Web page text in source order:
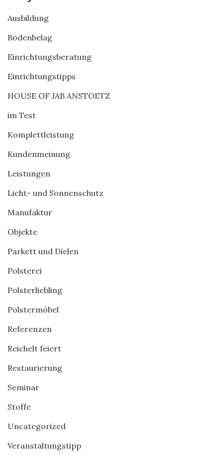
Ausbildung
Bodenbelag
Einrichtungsberatung
Einrichtungstipps
HOUSE OF JAB ANSTOETZ
im Test
Komplettleistung
Kundenmeinung
Leistungen
Licht- und Sonnenschutz
Manufaktur
Objekte
Parkett und Dielen
Polsterei
Polsterliebling
Polstermöbel
Referenzen
Reichelt feiert
Restaurierung
Seminar
Stoffe
Uncategorized
Veranstaltungstipp